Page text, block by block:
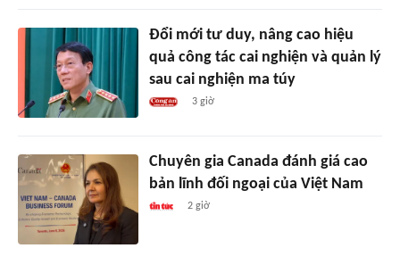
Đổi mới tư duy, nâng cao hiệu
quả công tác cai nghiện và quản lý
sau cai nghiện ma túy
3 giờ
Chuyên gia Canada đánh giá cao
bản lĩnh đối ngoại của Việt Nam
2 giờ